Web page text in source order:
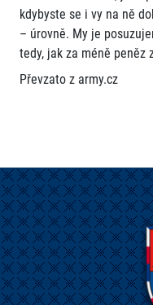
kdybyste se i vy na ně
– úrovně. My je
tedy, jak za méně peněz
Převzato z army.cz